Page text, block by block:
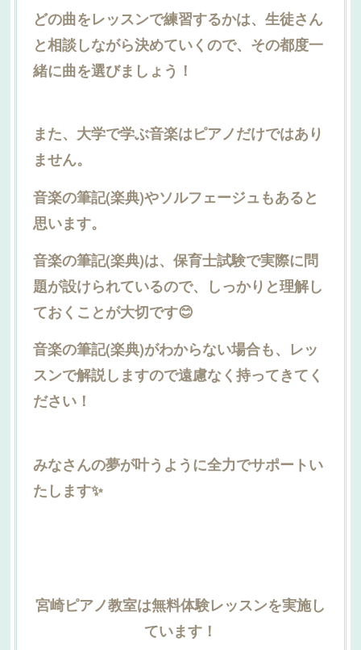
どの曲をレッスンで練習するかは、生徒さん
と相談しながら決めていくので、その都度一
緒に曲を選びましょう！
また、大学で学ぶ音楽はピアノだけではあり
ません。
音楽の筆記(楽典)やソルフェージュもあると
思います。
音楽の筆記(楽典)は、保育士試験で実際に問
題が設けられているので、しっかりと理解し
ておくことが大切です😊
音楽の筆記(楽典)がわからない場合も、レッ
スンで解説しますので遠慮なく持ってきてく
ださい！
みなさんの夢が叶うように全力でサポートい
たします✨
宮崎ピアノ教室は無料体験レッスンを実施し
ています！